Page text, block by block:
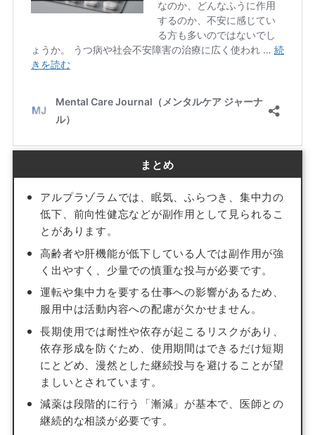
まとめ
アルプラゾラムでは、眠気、ふらつき、集中力の
低下、前向性健忘などが副作用として見られるこ
とがあります。
高齢者や肝機能が低下している人では副作用が強
く出やすく、少量での慎重な投与が必要です。
運転や集中力を要する仕事への影響があるため、
服用中は活動内容への配慮が欠かせません。
長期使用では耐性や依存が起こるリスクがあり、
依存形成を防ぐため、使用期間はできるだけ短期
にとどめ、漫然とした継続投与を避けることが望
ましいとされています。
減薬は段階的に行う「漸減」が基本で、医師との
継続的な相談が必要です。